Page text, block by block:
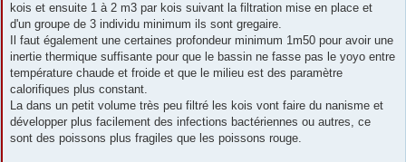
kois et ensuite 1 à 2 m3 par kois suivant la filtration mise en place et
d'un groupe de 3 individu minimum ils sont gregaire.
Il faut également une certaines profondeur minimum 1m50 pour avoir une
inertie thermique suffisante pour que le bassin ne fasse pas le yoyo entre
température chaude et froide et que le milieu est des paramètre
calorifiques plus constant.
La dans un petit volume très peu filtré les kois vont faire du nanisme et
développer plus facilement des infections bactériennes ou autres, ce
sont des poissons plus fragiles que les poissons rouge.